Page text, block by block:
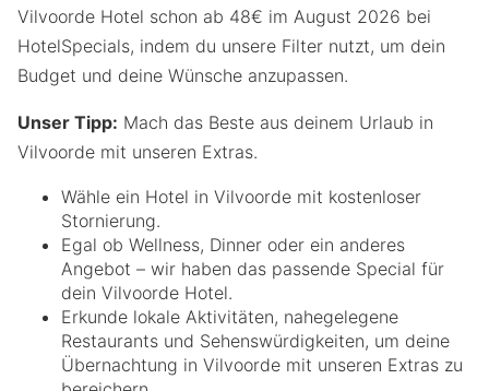
Vilvoorde Hotel schon ab 48€ im August 2026 bei
HotelSpecials, indem du unsere Filter nutzt, um dein
Budget und deine Wünsche anzupassen.
Unser Tipp: Mach das Beste aus deinem Urlaub in
Vilvoorde mit unseren Extras.
Wähle ein Hotel in Vilvoorde mit kostenloser
Stornierung.
Egal ob Wellness, Dinner oder ein anderes
Angebot – wir haben das passende Special für
dein Vilvoorde Hotel.
Erkunde lokale Aktivitäten, nahegelegene
Restaurants und Sehenswürdigkeiten, um deine
Übernachtung in Vilvoorde mit unseren Extras zu